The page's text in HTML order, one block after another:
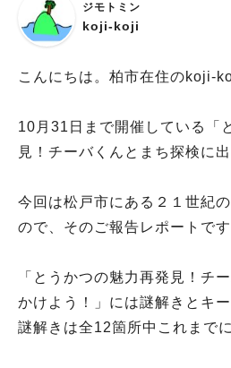
ジモトミン
koji-koji
こんにちは。柏市在住のkoji-
10月31日まで開催している「
見！チーバくんとまち探検に
今回は松戸市にある２１世紀
ので、そのご報告レポートです
「とうかつの魅力再発見！チ
かけよう！」には謎解きとキ
謎解きは全12箇所中これまでに